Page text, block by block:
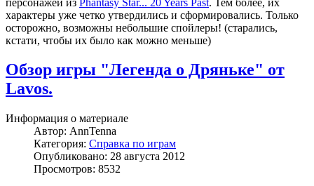
характеры уже четко утвердились и сформировались. Только
осторожно, возможны небольшие спойлеры! (старались,
кстати, чтобы их было как можно меньше)
Обзор игры "Легенда о Дряньке" от
Lavos.
Информация о материале
Автор: AnnTenna
Категория: Справка по играм
Опубликовано: 28 августа 2012
Просмотров: 8532